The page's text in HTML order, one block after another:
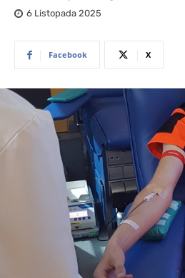
6 Listopada 2025
Facebook X